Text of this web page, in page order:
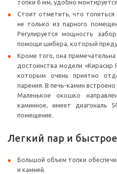
топки 6 мм, удобно
Стоит отметить, что
не только из парного
Регулируется мощность
помощи шибера, который
Кроме того, она
достоинства модели «Кирасир
которым очень приятно
парения. В печь-камин
Маленькое окошко
каминное, имеет диагональ
помещение.
Легкий пар и
Большой объем топки
и камней.